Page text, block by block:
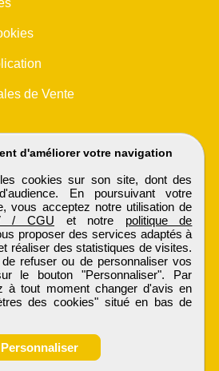
d'améliorer votre navigation
cookies sur son site, dont des
En poursuivant votre
vous acceptez notre utilisation de
/ CGU et notre politique de
proposer des services adaptés à
réaliser des statistiques de visites.
refuser ou de personnaliser vos
le bouton "Personnaliser". Par
à tout moment changer d'avis en
des cookies" situé en bas de
Personnaliser
de Vente